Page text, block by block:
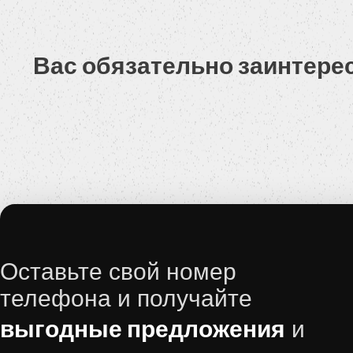
Вас обязательно
Оставьте свой номер
телефона и получайте
выгодные предложения и